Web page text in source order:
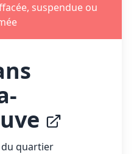
suspendue ou
du quartier